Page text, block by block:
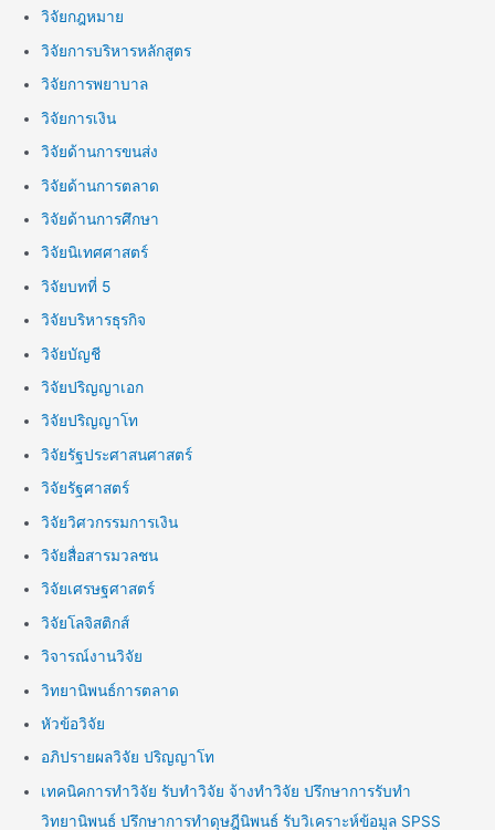
วิจัยกฎหมาย
วิจัยการบริหารหลักสูตร
วิจัยการพยาบาล
วิจัยการเงิน
วิจัยด้านการขนส่ง
วิจัยด้านการตลาด
วิจัยด้านการศึกษา
วิจัยนิเทศศาสตร์
วิจัยบทที่ 5
วิจัยบริหารธุรกิจ
วิจัยบัญชี
วิจัยปริญญาเอก
วิจัยปริญญาโท
วิจัยรัฐประศาสนศาสตร์
วิจัยรัฐศาสตร์
วิจัยวิศวกรรมการเงิน
วิจัยสื่อสารมวลชน
วิจัยเศรษฐศาสตร์
วิจัยโลจิสติกส์
วิจารณ์งานวิจัย
วิทยานิพนธ์การตลาด
หัวข้อวิจัย
อภิปรายผลวิจัย ปริญญาโท
เทคนิคการทำวิจัย รับทำวิจัย จ้างทำวิจัย ปรึกษาการรับทำ
วิทยานิพนธ์ ปรึกษาการทำดุษฎีนิพนธ์ รับวิเคราะห์ข้อมูล SPSS